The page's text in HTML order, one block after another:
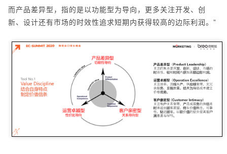
而产品差异型，指的是以功能型为导向，更多关注开发、创
新、设计还有市场的时效性追求短期内获得较高的边际利润。”